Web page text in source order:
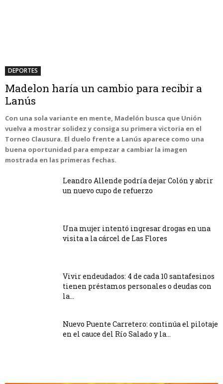
DEPORTES
Madelon haría un cambio para recibir a
Lanús
Con una sola variante en mente, Madelón busca que Unión
vuelva a mostrar solidez y consiga su primera victoria en el
Torneo Clausura. El duelo frente a Lanús aparece como una
buena oportunidad para empezar a cambiar la imagen
mostrada en las primeras fechas.
Leandro Allende podría dejar Colón y abrir
un nuevo cupo de refuerzo
Una mujer intentó ingresar drogas en una
visita a la cárcel de Las Flores
Vivir endeudados: 4 de cada 10 santafesinos
tienen préstamos personales o deudas con
la...
Nuevo Puente Carretero: continúa el pilotaje
en el cauce del Río Salado y la...